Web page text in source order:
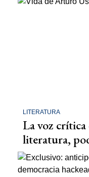
LITERATURA
La voz
literatura,